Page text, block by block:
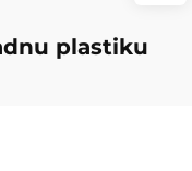
plastiku